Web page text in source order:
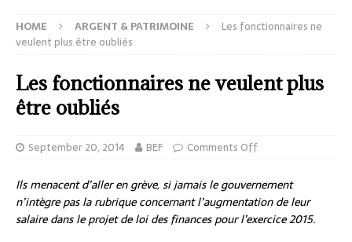
HOME ARGENT & PATRIMOINE
Les fonctionnaires ne
veulent plus être oubliés
Les fonctionnaires ne veulent plus
être oubliés
September 20, 2014 BEF Comments Off
Ils menacent d’aller en grève, si jamais le gouvernement
n’intègre pas la rubrique concernant l’augmentation de leur
salaire dans le projet de loi des finances pour l’exercice 2015.